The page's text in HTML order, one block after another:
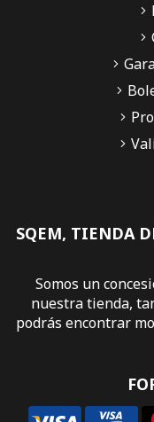
SQEM, TIENDA
Somos un
nuestra tienda,
podrás encontrar